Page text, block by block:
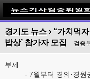
경기도 뉴스 › “가치먹
밥상’ 참가자 모집
검증
부제
- 7월부터 경의·경